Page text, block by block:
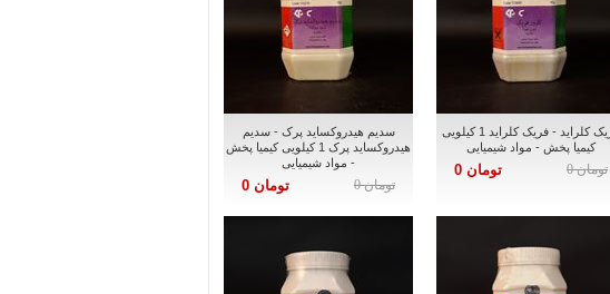
فریک کلراید - فریک کلراید 1 کیلویی
کیمیا پخش - مواد شیمیایی
تومان 0 تومان 0
سدیم هیدروکساید پرک - سدیم
هیدروکساید پرک 1 کیلویی کیمیا پخش
- مواد شیمیایی
تومان 0 تومان 0